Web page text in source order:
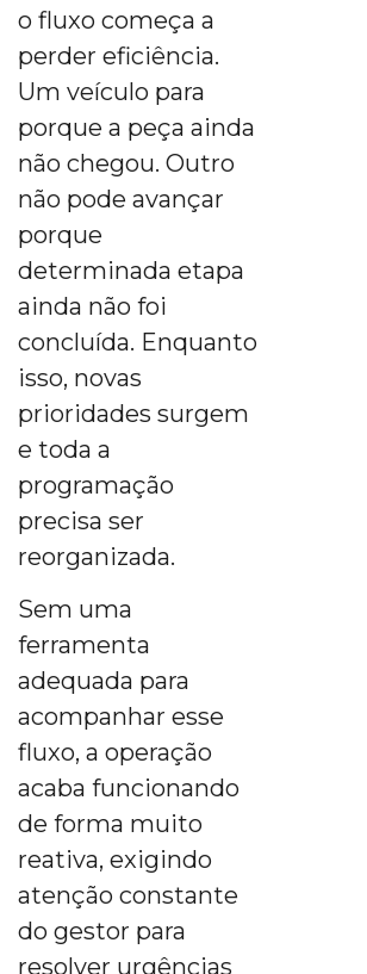
o fluxo começa a
perder eficiência.
Um veículo para
porque a peça ainda
não chegou. Outro
não pode avançar
porque
determinada etapa
ainda não foi
concluída. Enquanto
isso, novas
prioridades surgem
e toda a
programação
precisa ser
reorganizada.
Sem uma
ferramenta
adequada para
acompanhar esse
fluxo, a operação
acaba funcionando
de forma muito
reativa, exigindo
atenção constante
do gestor para
resolver urgências